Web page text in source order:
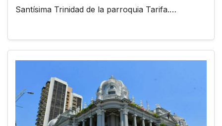
Santísima Trinidad de la parroquia Tarifa.…